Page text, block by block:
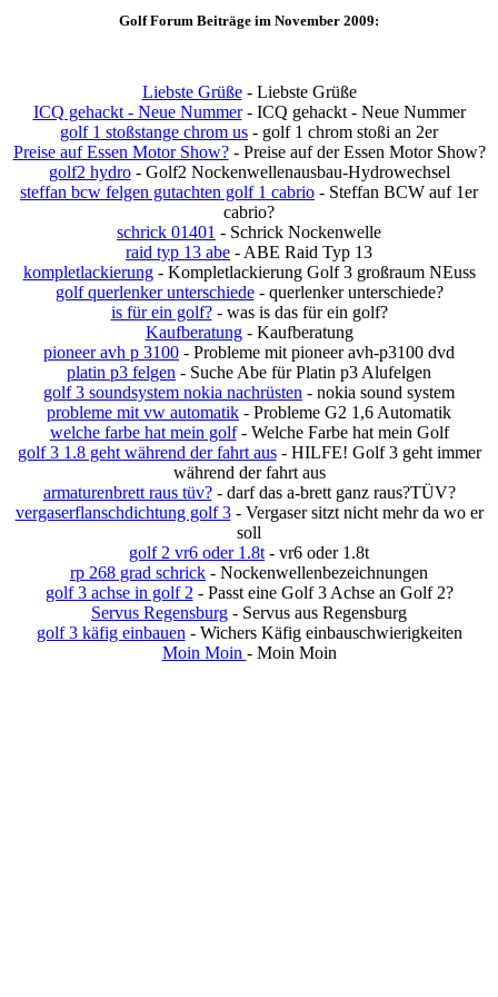
Golf Forum Beiträge im November 2009:
Liebste Grüße- Liebste Grüße
ICQ gehackt - Neue Nummer- ICQ gehackt - Neue Nummer
golf 1 stoßstange chrom us - golf 1 chrom stoßi an 2er
Preise auf Essen Motor Show?- Preise auf der Essen Motor Show?
golf2 hydro- Golf2 Nockenwellenausbau-Hydrowechsel
steffan bcw felgen gutachten golf 1 cabrio - Steffan BCW auf 1er
cabrio?
schrick 01401 - Schrick Nockenwelle
raid typ 13 abe - ABE Raid Typ 13
kompletlackierung- Kompletlackierung Golf 3 großraum NEuss
golf querlenker unterschiede- querlenker unterschiede?
is für ein golf?- was is das für ein golf?
Kaufberatung- Kaufberatung
pioneer avh p 3100 - Probleme mit pioneer avh-p3100 dvd
platin p3 felgen - Suche Abe für Platin p3 Alufelgen
golf 3 soundsystem nokia nachrüsten - nokia sound system
probleme mit vw automatik - Probleme G2 1,6 Automatik
welche farbe hat mein golf- Welche Farbe hat mein Golf
golf 3 1.8 geht während der fahrt aus- HILFE! Golf 3 geht immer
während der fahrt aus
armaturenbrett raus tüv?- darf das a-brett ganz raus?TÜV?
vergaserflanschdichtung golf 3- Vergaser sitzt nicht mehr da wo er
soll
golf 2 vr6 oder 1.8t - vr6 oder 1.8t
rp 268 grad schrick - Nockenwellenbezeichnungen
golf 3 achse in golf 2 - Passt eine Golf 3 Achse an Golf 2?
Servus Regensburg - Servus aus Regensburg
golf 3 käfig einbauen - Wichers Käfig einbauschwierigkeiten
Moin Moin - Moin Moin